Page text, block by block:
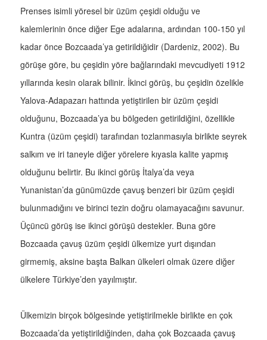
Prenses isimli yöresel bir üzüm çeşidi olduğu ve
kalemlerinin önce diğer Ege adalarına, ardından 100-150 yıl
kadar önce Bozcaada’ya getirildiğidir (Dardeniz, 2002). Bu
görüşe göre, bu çeşidin yöre bağlarındaki mevcudiyeti 1912
yıllarında kesin olarak bilinir. İkinci görüş, bu çeşidin özelikle
Yalova-Adapazarı hattında yetiştirilen bir üzüm çeşidi
olduğunu, Bozcaada’ya bu bölgeden getirildiğini, özellikle
Kuntra (üzüm çeşidi) tarafından tozlanmasıyla birlikte seyrek
salkım ve iri taneyle diğer yörelere kıyasla kalite yapmış
olduğunu belirtir. Bu ikinci görüş İtalya’da veya
Yunanistan’da günümüzde çavuş benzeri bir üzüm çeşidi
bulunmadığını ve birinci tezin doğru olamayacağını savunur.
Üçüncü görüş ise ikinci görüşü destekler. Buna göre
Bozcaada çavuş üzüm çeşidi ülkemize yurt dışından
girmemiş, aksine başta Balkan ülkeleri olmak üzere diğer
ülkelere Türkiye’den yayılmıştır.
Ülkemizin birçok bölgesinde yetiştirilmekle birlikte en çok
Bozcaada’da yetiştirildiğinden, daha çok Bozcaada çavuş